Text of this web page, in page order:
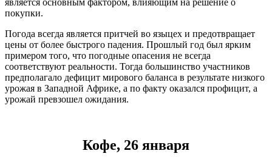
покупки.
Погода всегда является притчей во языцех и предотвращает
цены от более быстрого падения. Прошлый год был ярким
примером того, что погодные опасения не всегда
соответствуют реальности. Тогда большинство участников
предполагало дефицит мирового баланса в результате низкого
урожая в Западной Африке, а по факту оказался профицит, а
урожай превзошел ожидания.
Кофе, 26 января